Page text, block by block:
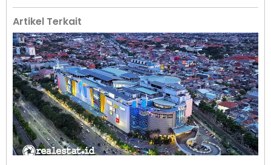
Artikel Terkait